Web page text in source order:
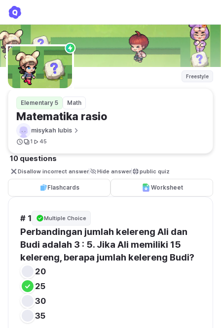
Freestyle
Elementary 5 Math
Matematika rasio
misykah lubis
1 45
10 questions
Disallow incorrect answer Hide answer public quiz
Flashcards Worksheet
# 1 Multiple Choice
Perbandingan jumlah kelereng Ali dan
Budi adalah 3 : 5. Jika Ali memiliki 15
kelereng, berapa jumlah kelereng Budi?
20
25
30
35